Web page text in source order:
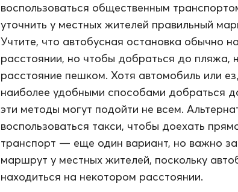
воспользоваться общественным
уточнить у местных жителей правильный
Учтите, что автобусная остановка обычно
расстоянии, но чтобы добраться до пляжа,
расстояние пешком. Хотя автомобиль или
наиболее удобными способами добраться
эти методы могут подойти не всем.
воспользоваться такси, чтобы доехать
транспорт — еще один вариант, но важно
маршрут у местных жителей, поскольку
находиться на некотором расстоянии.